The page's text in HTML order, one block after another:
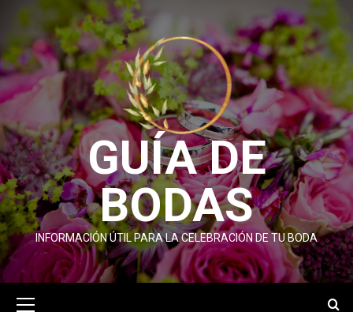
Saltar
contenido
GUÍA DE
BODAS
INFORMACIÓN ÚTIL PARA LA CELEBRACIÓN DE TU BODA
primario